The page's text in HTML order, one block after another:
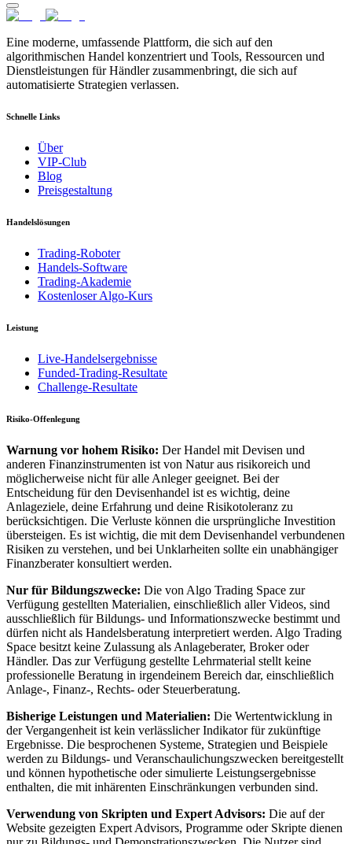
Eine moderne, umfassende Plattform, die sich auf den
algorithmischen Handel konzentriert und Tools, Ressourcen und
Dienstleistungen für Händler zusammenbringt, die sich auf
automatisierte Strategien verlassen.
Schnelle Links
Über
VIP-Club
Blog
Preisgestaltung
Handelslösungen
Trading-Roboter
Handels-Software
Trading-Akademie
Kostenloser Algo-Kurs
Leistung
Live-Handelsergebnisse
Funded-Trading-Resultate
Challenge-Resultate
Risiko-Offenlegung
Warnung vor hohem Risiko: Der Handel mit Devisen und
anderen Finanzinstrumenten ist von Natur aus risikoreich und
möglicherweise nicht für alle Anleger geeignet. Bei der
Entscheidung für den Devisenhandel ist es wichtig, deine
Anlageziele, deine Erfahrung und deine Risikotoleranz zu
berücksichtigen. Die Verluste können die ursprüngliche Investition
übersteigen. Es ist wichtig, die mit dem Devisenhandel verbundenen
Risiken zu verstehen, und bei Unklarheiten sollte ein unabhängiger
Finanzberater konsultiert werden.
Nur für Bildungszwecke: Die von Algo Trading Space zur
Verfügung gestellten Materialien, einschließlich aller Videos, sind
ausschließlich für Bildungs- und Informationszwecke bestimmt und
dürfen nicht als Handelsberatung interpretiert werden. Algo Trading
Space besitzt keine Zulassung als Anlageberater, Broker oder
Händler. Das zur Verfügung gestellte Lehrmaterial stellt keine
professionelle Beratung in irgendeinem Bereich dar, einschließlich
Anlage-, Finanz-, Rechts- oder Steuerberatung.
Bisherige Leistungen und Materialien: Die Wertentwicklung in
der Vergangenheit ist kein verlässlicher Indikator für zukünftige
Ergebnisse. Die besprochenen Systeme, Strategien und Beispiele
werden zu Bildungs- und Veranschaulichungszwecken bereitgestellt
und können hypothetische oder simulierte Leistungsergebnisse
enthalten, die mit inhärenten Einschränkungen verbunden sind.
Verwendung von Skripten und Expert Advisors: Die auf der
Website gezeigten Expert Advisors, Programme oder Skripte dienen